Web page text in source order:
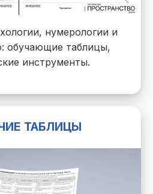
нумерологии и
обучающие таблицы,
инструменты.
ТАБЛИЦЫ